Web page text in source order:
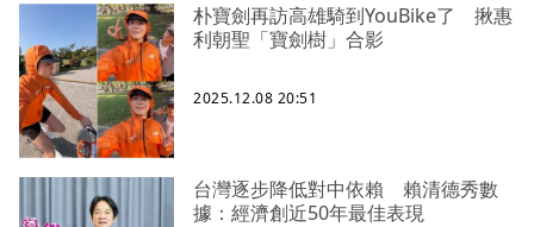
朴寶劍再訪高雄騎到YouBike了 揪惠
利朝聖「寶劍樹」合影
2025.12.08 20:51
台灣逐步降低對中依賴 賴清德秀數
據：經濟創近50年最佳表現